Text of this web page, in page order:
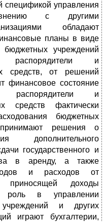
спецификой управления
с другими
обладают
планы в виде
учреждений
распорядители и
средств, от решений
финансовое состояние
распорядители и
средств фактически
бюджетных
решения о
дополнительного
государственного и
в аренду, а также
и расходов от
приносящей доходы
роль в управлении
и других
играют бухгалтерии,